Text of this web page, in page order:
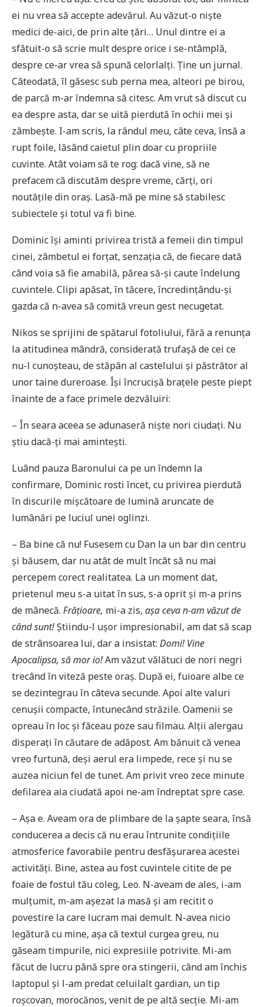
ei nu vrea să accepte adevărul. Au văzut-o niște
medici de-aici, de prin alte țări… Unul dintre ei a
sfătuit-o să scrie mult despre orice i se-ntâmplă,
despre ce-ar vrea să spună celorlalți. Ține un jurnal.
Câteodată, îl găsesc sub perna mea, alteori pe birou,
de parcă m-ar îndemna să citesc. Am vrut să discut cu
ea despre asta, dar se uită pierdută în ochii mei și
zâmbește. I-am scris, la rândul meu, câte ceva, însă a
rupt foile, lăsând caietul plin doar cu propriile
cuvinte. Atât voiam să te rog: dacă vine, să ne
prefacem că discutăm despre vreme, cărți, ori
noutățile din oraș. Lasă-mă pe mine să stabilesc
subiectele și totul va fi bine.
Dominic își aminti privirea tristă a femeii din timpul
cinei, zâmbetul ei forțat, senzația că, de fiecare dată
când voia să fie amabilă, părea să-și caute îndelung
cuvintele. Clipi apăsat, în tăcere, încredințându-și
gazda că n-avea să comită vreun gest necugetat.
Nikos se sprijini de spătarul fotoliului, fără a renunța
la atitudinea mândră, considerată trufașă de cei ce
nu-l cunoșteau, de stăpân al castelului și păstrător al
unor taine dureroase. Își încrucișă brațele peste piept
înainte de a face primele dezvăluiri:
– În seara aceea se adunaseră niște nori ciudați. Nu
știu dacă-ți mai amintești.
Luând pauza Baronului ca pe un îndemn la
confirmare, Dominic rosti încet, cu privirea pierdută
în discurile mișcătoare de lumină aruncate de
lumânări pe luciul unei oglinzi.
– Ba bine că nu! Fusesem cu Dan la un bar din centru
și băusem, dar nu atât de mult încât să nu mai
percepem corect realitatea. La un moment dat,
prietenul meu s-a uitat în sus, s-a oprit și m-a prins
de mânecă. Frățioare, mi-a zis, așa ceva n-am văzut de
când sunt!Știindu-l ușor impresionabil, am dat să scap
de strânsoarea lui, dar a insistat: Domi! Vine
Apocalipsa, să mor io!Am văzut vălătuci de nori negri
trecând în viteză peste oraș. După ei, fuioare albe ce
se dezintegrau în câteva secunde. Apoi alte valuri
cenușii compacte, întunecând străzile. Oamenii se
opreau în loc și făceau poze sau filmau. Alții alergau
disperați în căutare de adăpost. Am bănuit că venea
vreo furtună, deși aerul era limpede, rece și nu se
auzea niciun fel de tunet. Am privit vreo zece minute
defilarea aia ciudată apoi ne-am îndreptat spre case.
– Așa e. Aveam ora de plimbare de la șapte seara, însă
conducerea a decis că nu erau întrunite condițiile
atmosferice favorabile pentru desfășurarea acestei
activități. Bine, astea au fost cuvintele citite de pe
foaie de fostul tău coleg, Leo. N-aveam de ales, i-am
mulțumit, m-am așezat la masă și am recitit o
povestire la care lucram mai demult. N-avea nicio
legătură cu mine, așa că textul curgea greu, nu
găseam timpurile, nici expresiile potrivite. Mi-am
făcut de lucru până spre ora stingerii, când am închis
laptopul și l-am predat celuilalt gardian, un tip
roșcovan, morocănos, venit de pe altă secție. Mi-am